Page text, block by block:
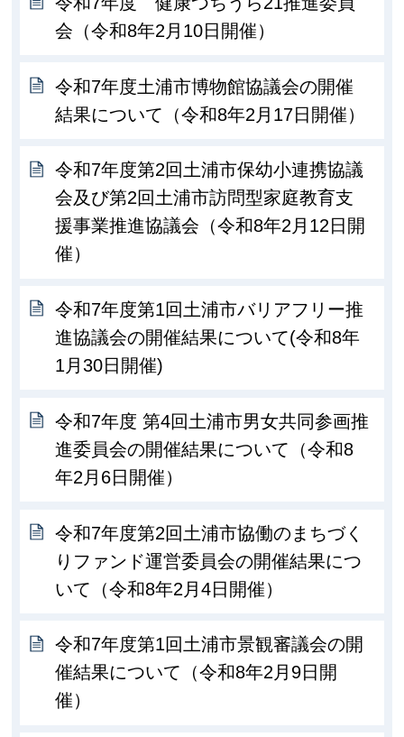
会（令和8年2月10日開催）
令和7年度土浦市博物館協議会の開催
結果について（令和8年2月17日開催）
令和7年度第2回土浦市保幼小連携協議
会及び第2回土浦市訪問型家庭教育支
援事業推進協議会（令和8年2月12日開
催）
令和7年度第1回土浦市バリアフリー推
進協議会の開催結果について(令和8年
1月30日開催)
令和7年度 第4回土浦市男女共同参画推
進委員会の開催結果について（令和8
年2月6日開催）
令和7年度第2回土浦市協働のまちづく
りファンド運営委員会の開催結果につ
いて（令和8年2月4日開催）
令和7年度第1回土浦市景観審議会の開
催結果について（令和8年2月9日開
催）